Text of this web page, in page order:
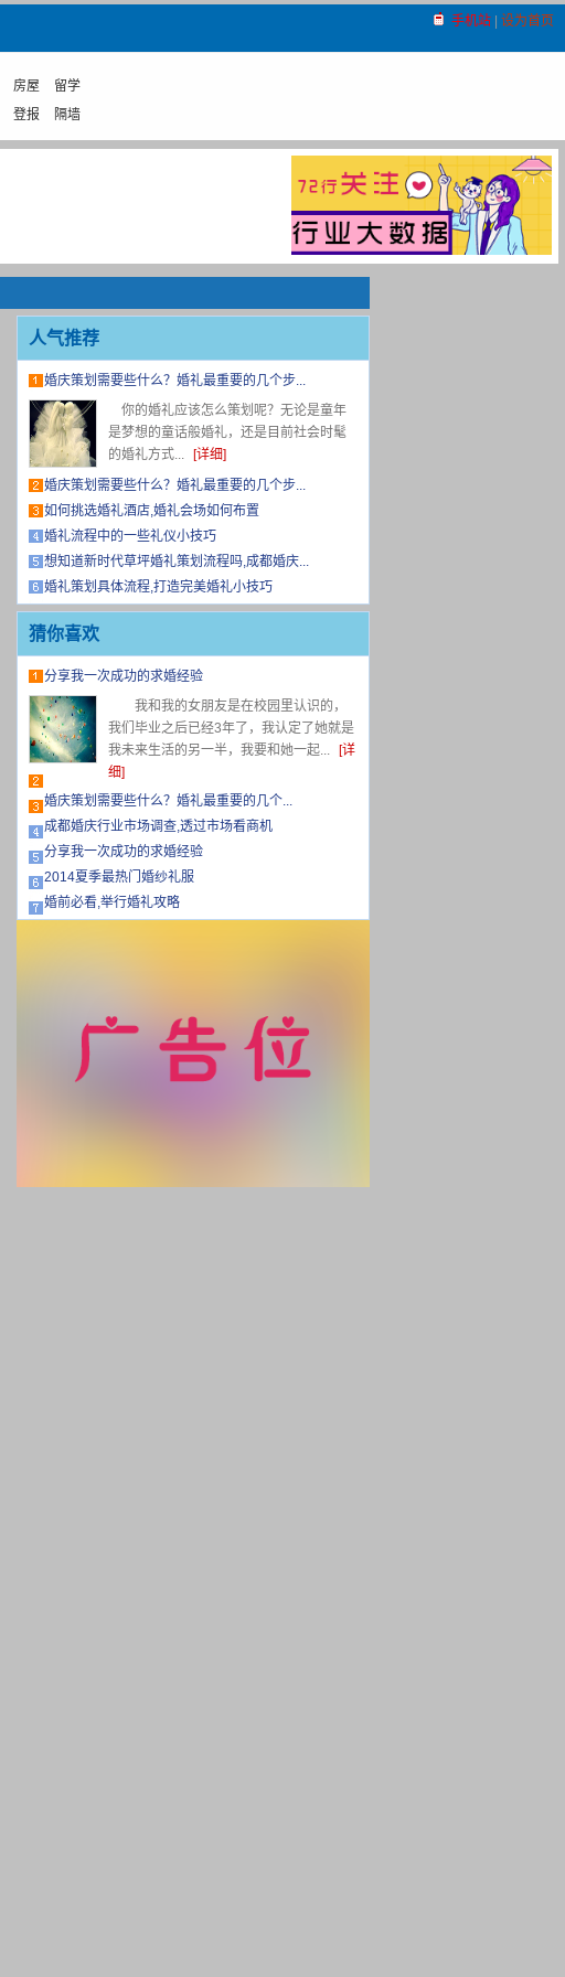
手机站 设为首页
房屋
留学
登报 隔墙
人气推荐
婚庆策划需要些什么？婚礼最重要的几个步...
你的婚礼应该怎么策划呢？无论是童年
是梦想的童话般婚礼，还是目前社会时髦
的婚礼方式...
[详细]
婚庆策划需要些什么？婚礼最重要的几个步...
如何挑选婚礼酒店,婚礼会场如何布置
婚礼流程中的一些礼仪小技巧
想知道新时代草坪婚礼策划流程吗,成都婚庆...
婚礼策划具体流程,打造完美婚礼小技巧
猜你喜欢
分享我一次成功的求婚经验
我和我的女朋友是在校园里认识的，
我们毕业之后已经3年了，我认定了她就是
我未来生活的另一半，我要和她一起...
[详
细]
婚庆策划需要些什么？婚礼最重要的几个...
成都婚庆行业市场调查,透过市场看商机
分享我一次成功的求婚经验
2014夏季最热门婚纱礼服
婚前必看,举行婚礼攻略